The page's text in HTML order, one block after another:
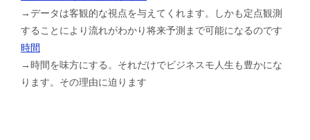
→データは客観的な視点を与えてくれます。しかも定点観測
することにより流れがわかり将来予測まで可能になるのです
時間
→時間を味方にする。それだけでビジネスモ人生も豊かにな
ります。その理由に迫ります